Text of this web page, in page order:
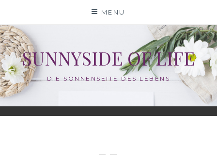
content
MENU
SUNNYSIDE OF LIFE
DIE SONNENSEITE DES LEBENS
— —